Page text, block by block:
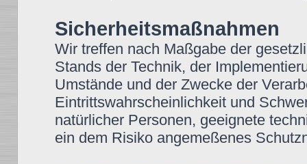
Sicherheitsmaßnahmen
Wir treffen nach Maßgabe der
Stands der Technik, der
Umstände und der Zwecke der
Eintrittswahrscheinlichkeit und
natürlicher Personen, geeignete
ein dem Risiko angemeßenes